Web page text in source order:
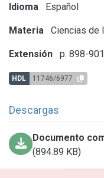
Idioma Español
Materia Ciencias de
Extensión p. 898-901
HDL 11746/6977
Descargas
Documento
(894.89 KB)